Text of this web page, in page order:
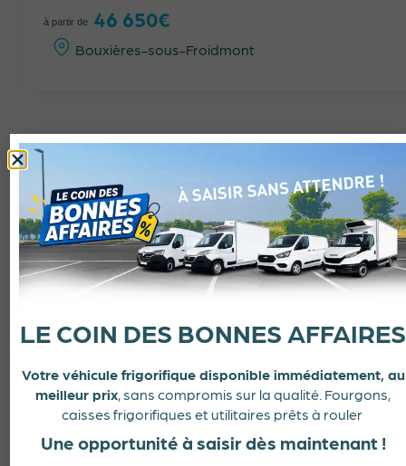
à partir de 46 650€
Bouxières-sous-Froidmont
Les services
proposés
par Froid Services
Bouxières-sous-
Froidmont
Retrouvez tous les services proposés par votre
LE COIN DES BONNES AFFAIRES
Votre véhicule frigorifique disponible immédiatement, au
meilleur prix , sans compromis sur la qualité. Fourgons,
caisses frigorifiques et utilitaires prêts à rouler
Une opportunité à saisir dès maintenant !